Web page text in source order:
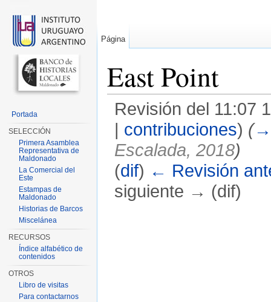
East Point
Revisión del 11:07
| contribuciones) (→
Escalada, 2018)
(dif) ← Revisión
siguiente → (dif)
Página
Portada
SELECCIÓN
Primera Asamblea
Representativa de
Maldonado
La Comercial del
Este
Estampas de
Maldonado
Historias de Barcos
Miscelánea
RECURSOS
Índice alfabético de
contenidos
OTROS
Libro de visitas
Para contactarnos